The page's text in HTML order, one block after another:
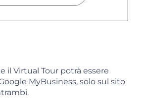
il Virtual Tour potrà essere
MyBusiness, solo sul sito